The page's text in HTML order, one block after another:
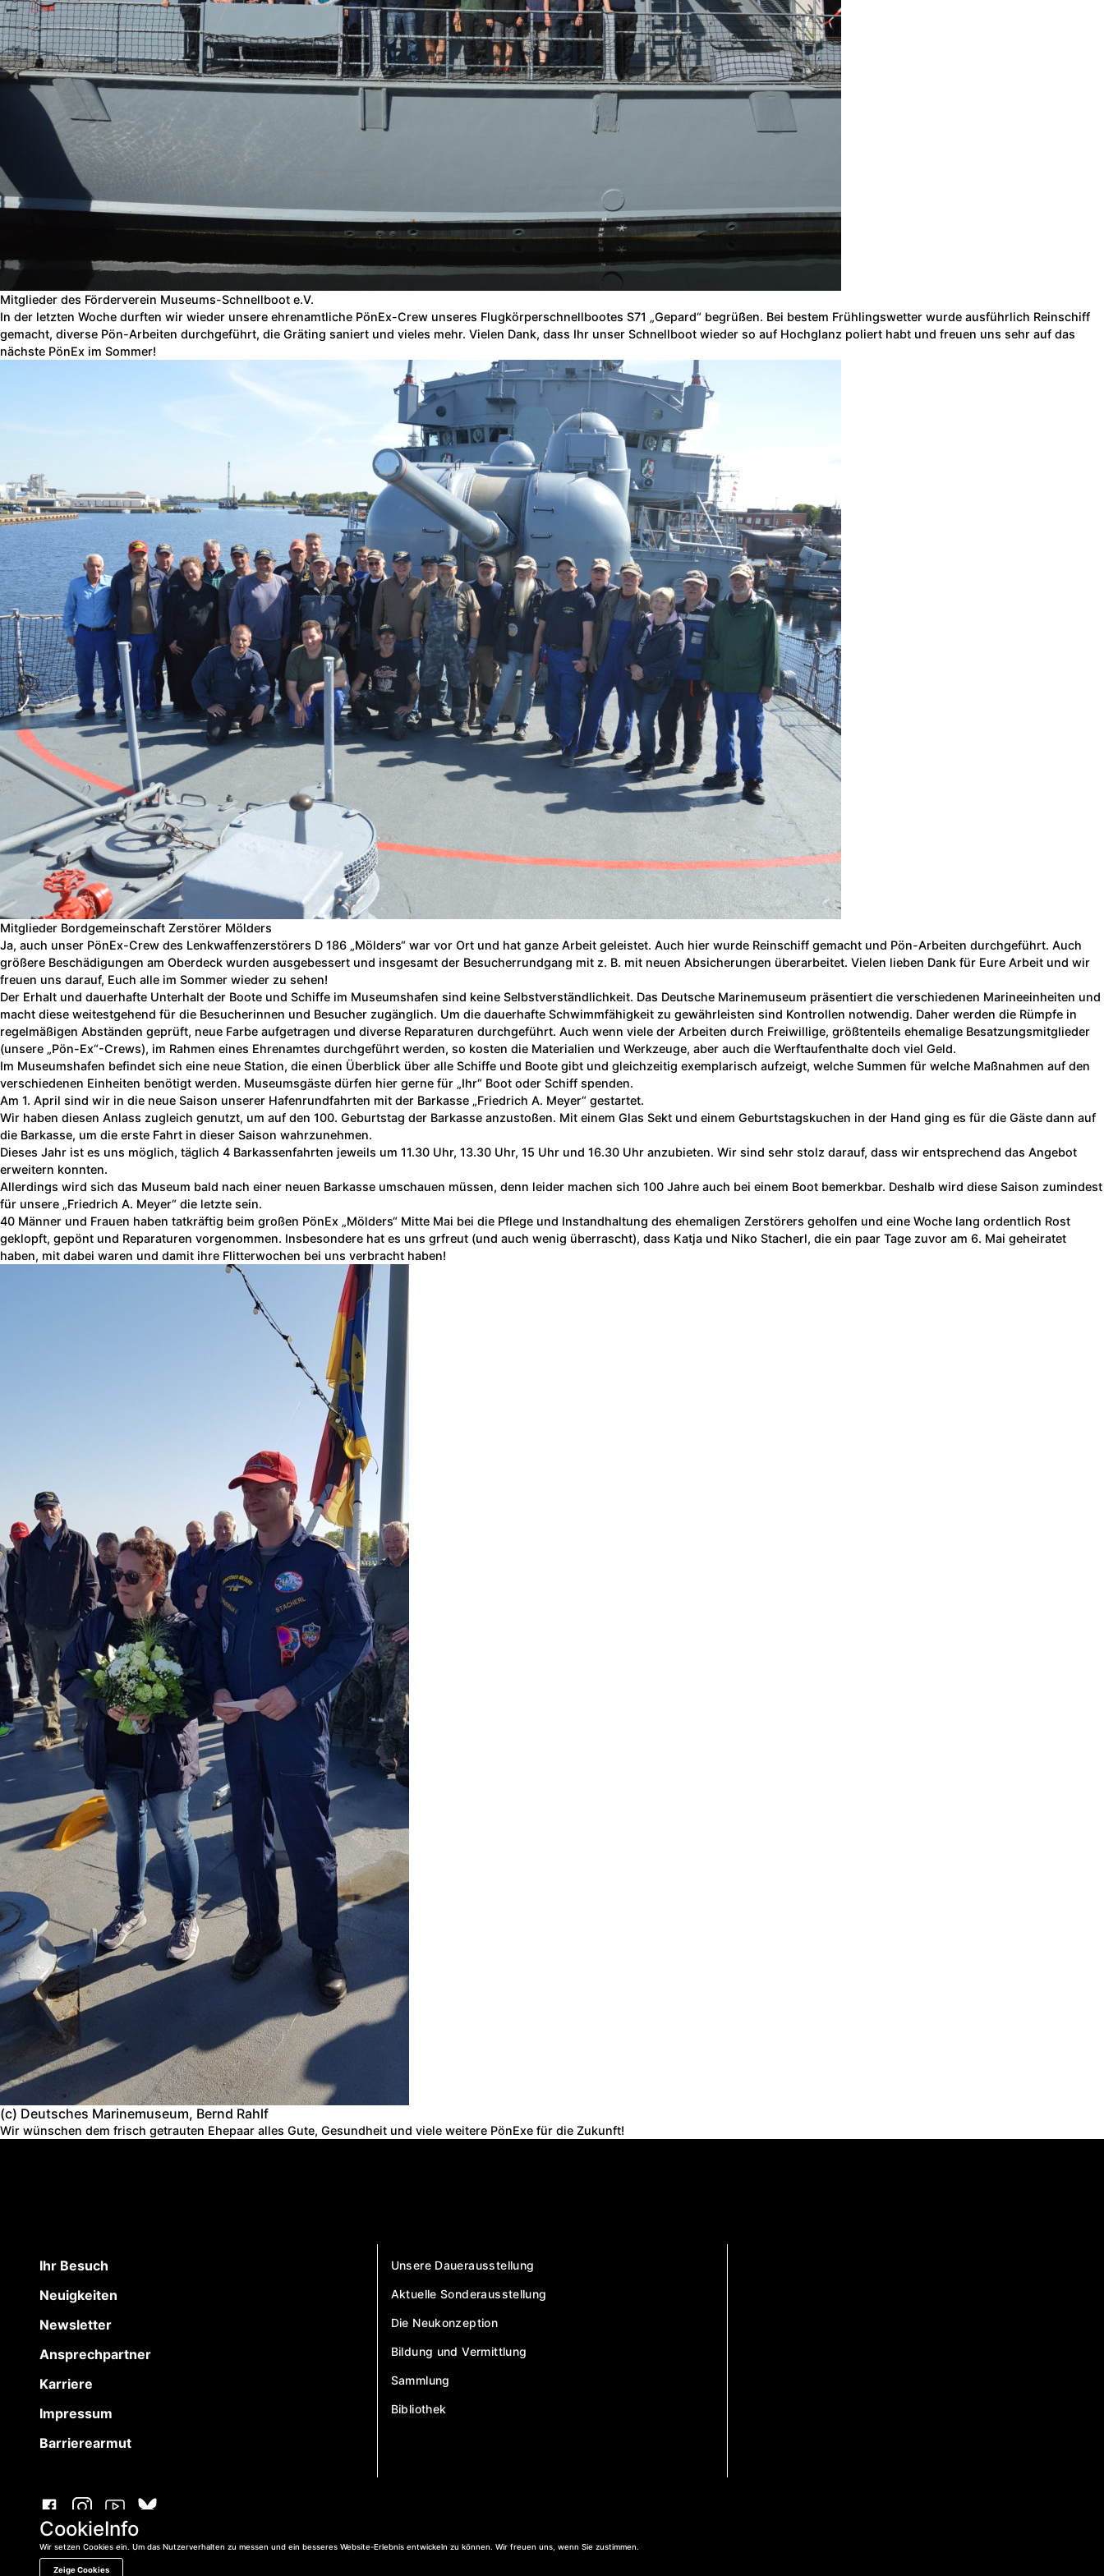
CookieInfo
Wir setzen Cookies ein. Um das Nutzerverhalten zu messen und ein besseres Website-Erlebnis entwickeln zu können. Wir freuen uns, wenn Sie zustimmen.
Zeige Cookies
Mitglieder des Förderverein Museums-Schnellboot e.V.
In der letzten Woche durften wir wieder unsere ehrenamtliche PönEx-Crew unseres Flugkörperschnellbootes S71 „Gepard“ begrüßen. Bei bestem Frühlingswetter wurde ausführlich Reinschiff
gemacht, diverse Pön-Arbeiten durchgeführt, die Gräting saniert und vieles mehr. Vielen Dank, dass Ihr unser Schnellboot wieder so auf Hochglanz poliert habt und freuen uns sehr auf das
nächste PönEx im Sommer!
Mitglieder Bordgemeinschaft Zerstörer Mölders
Ja, auch unser PönEx-Crew des Lenkwaffenzerstörers D 186 „Mölders“ war vor Ort und hat ganze Arbeit geleistet. Auch hier wurde Reinschiff gemacht und Pön-Arbeiten durchgeführt. Auch
größere Beschädigungen am Oberdeck wurden ausgebessert und insgesamt der Besucherrundgang mit z. B. mit neuen Absicherungen überarbeitet. Vielen lieben Dank für Eure Arbeit und wir
freuen uns darauf, Euch alle im Sommer wieder zu sehen!
Der Erhalt und dauerhafte Unterhalt der Boote und Schiffe im Museumshafen sind keine Selbstverständlichkeit. Das Deutsche Marinemuseum präsentiert die verschiedenen Marineeinheiten und
macht diese weitestgehend für die Besucherinnen und Besucher zugänglich. Um die dauerhafte Schwimmfähigkeit zu gewährleisten sind Kontrollen notwendig. Daher werden die Rümpfe in
regelmäßigen Abständen geprüft, neue Farbe aufgetragen und diverse Reparaturen durchgeführt. Auch wenn viele der Arbeiten durch Freiwillige, größtenteils ehemalige Besatzungsmitglieder
(unsere „Pön-Ex“-Crews), im Rahmen eines Ehrenamtes durchgeführt werden, so kosten die Materialien und Werkzeuge, aber auch die Werftaufenthalte doch viel Geld.
Im Museumshafen befindet sich eine neue Station, die einen Überblick über alle Schiffe und Boote gibt und gleichzeitig exemplarisch aufzeigt, welche Summen für welche Maßnahmen auf den
verschiedenen Einheiten benötigt werden. Museumsgäste dürfen hier gerne für „Ihr“ Boot oder Schiff spenden.
Am 1. April sind wir in die neue Saison unserer Hafenrundfahrten mit der Barkasse „Friedrich A. Meyer“ gestartet.
Wir haben diesen Anlass zugleich genutzt, um auf den 100. Geburtstag der Barkasse anzustoßen. Mit einem Glas Sekt und einem Geburtstagskuchen in der Hand ging es für die Gäste dann auf
die Barkasse, um die erste Fahrt in dieser Saison wahrzunehmen.
Dieses Jahr ist es uns möglich, täglich 4 Barkassenfahrten jeweils um 11.30 Uhr, 13.30 Uhr, 15 Uhr und 16.30 Uhr anzubieten. Wir sind sehr stolz darauf, dass wir entsprechend das Angebot
erweitern konnten.
Allerdings wird sich das Museum bald nach einer neuen Barkasse umschauen müssen, denn leider machen sich 100 Jahre auch bei einem Boot bemerkbar. Deshalb wird diese Saison zumindest
für unsere „Friedrich A. Meyer“ die letzte sein.
40 Männer und Frauen haben tatkräftig beim großen PönEx „Mölders“ Mitte Mai bei die Pflege und Instandhaltung des ehemaligen Zerstörers geholfen und eine Woche lang ordentlich Rost
geklopft, gepönt und Reparaturen vorgenommen. Insbesondere hat es uns grfreut (und auch wenig überrascht), dass Katja und Niko Stacherl, die ein paar Tage zuvor am 6. Mai geheiratet
haben, mit dabei waren und damit ihre Flitterwochen bei uns verbracht haben!
(c) Deutsches Marinemuseum, Bernd Rahlf
Wir wünschen dem frisch getrauten Ehepaar alles Gute, Gesundheit und viele weitere PönExe für die Zukunft!
Ihr Besuch
Neuigkeiten
Newsletter
Ansprechpartner
Karriere
Impressum
Barrierearmut
Unsere Dauerausstellung
Aktuelle Sonderausstellung
Die Neukonzeption
Bildung und Vermittlung
Sammlung
Bibliothek